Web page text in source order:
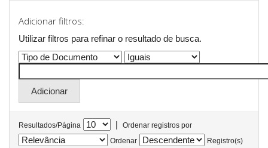
Adicionar filtros:
Utilizar filtros para refinar o resultado de busca.
Resultados/Página |
Ordenar registros por
Ordenar
Registro(s)